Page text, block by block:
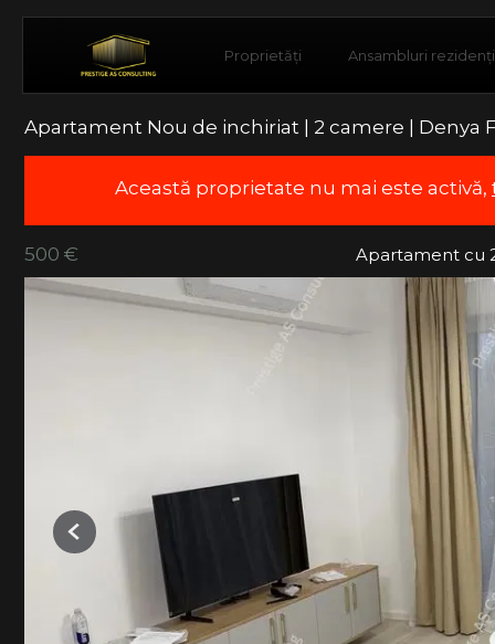
Proprietăți Ansambluri
Apartament Nou de inchiriat | 2 camere | Denya
Această proprietate nu mai este activă,
500 € Apartament cu
Previous